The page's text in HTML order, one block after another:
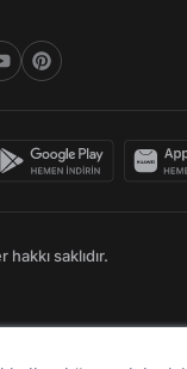
saklıdır.